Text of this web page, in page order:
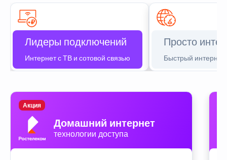
Лидеры подключений
Интернет с ТВ и сотовой связью
Просто
Быстрый интернет
Домашний интернет
технологии доступа
Акция